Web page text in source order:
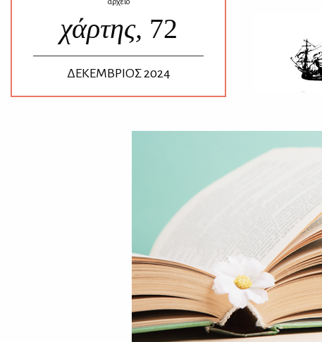
χάρτης, 72
ΔΕΚΕΜΒΡΙΟΣ 2024